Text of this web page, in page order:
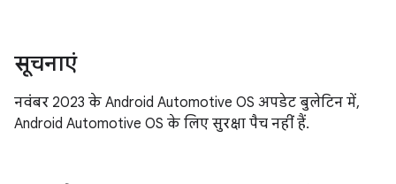
सूचनाएं
नवंबर 2023 के Android Automotive OS अपडेट बुलेटिन में,
Android Automotive OS के लिए सुरक्षा पैच नहीं हैं.